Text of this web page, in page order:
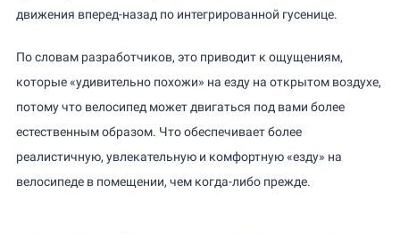
движения вперед-назад по интегрированной гусенице.
По словам разработчиков, это приводит к ощущениям,
которые «удивительно похожи» на езду на открытом воздухе,
потому что велосипед может двигаться под вами более
естественным образом. Что обеспечивает более
реалистичную, увлекательную и комфортную «езду» на
велосипеде в помещении, чем когда-либо прежде.